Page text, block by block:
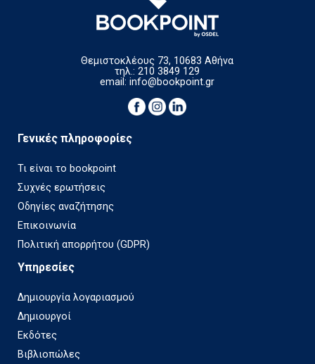
Θεμιστοκλέους 73, 10683 Αθήνα
τηλ.: 210 3849 129
email:info@bookpoint.gr
Γενικές πληροφορίες
Τι είναι το bookpoint
Συχνές ερωτήσεις
Οδηγίες αναζήτησης
Επικοινωνία
Πολιτική απορρήτου (GDPR)
Υπηρεσίες
Δημιουργία λογαριασμού
Δημιουργοί
Εκδότες
Βιβλιοπώλες